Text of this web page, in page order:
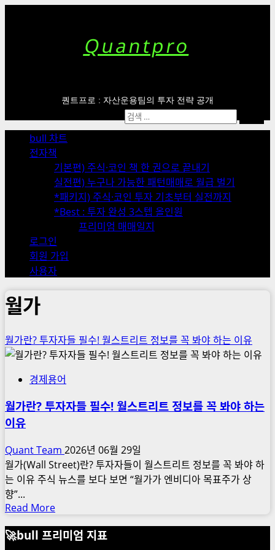
Quantpro
퀀트프로 : 자산운용팀의 투자 전략 공개
Menu
bull 차트
전자책
기본편) 주식·코인 책 한 권으로 끝내기
실전편) 누구나 가능한 패턴매매로 월급 벌기
*패키지) 주식·코인 투자 기초부터 실전까지
*Best : 투자 완성 3스텝 올인원
프리미엄 매매일지
로그인
회원 가입
사용자
검
색:
월가
월가란? 투자자들 필수! 월스트리트 정보를 꼭 봐야 하는 이유
경제용어
월가란? 투자자들 필수! 월스트리트 정보를 꼭 봐야 하는
이유
Quant Team 2026년 06월 29일
월가(Wall Street)란? 투자자들이 월스트리트 정보를 꼭 봐야 하
는 이유 주식 뉴스를 보다 보면 “월가가 엔비디아 목표주가 상
향”...
Read MoreRead
about
🚀bull 프리미엄 지표